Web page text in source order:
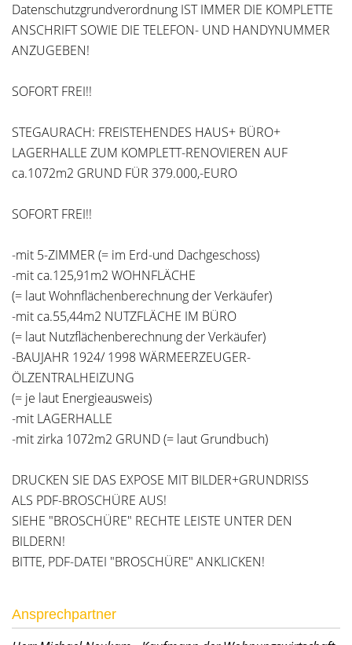
Datenschutzgrundverordnung IST IMMER DIE KOMPLETTE
ANSCHRIFT SOWIE DIE TELEFON- UND HANDYNUMMER
ANZUGEBEN!
SOFORT FREI!!
STEGAURACH: FREISTEHENDES HAUS+ BÜRO+
LAGERHALLE ZUM KOMPLETT-RENOVIEREN AUF
ca.1072m2 GRUND FÜR 379.000,-EURO
SOFORT FREI!!
-mit 5-ZIMMER (= im Erd-und Dachgeschoss)
-mit ca.125,91m2 WOHNFLÄCHE
(= laut Wohnflächenberechnung der Verkäufer)
-mit ca.55,44m2 NUTZFLÄCHE IM BÜRO
(= laut Nutzflächenberechnung der Verkäufer)
-BAUJAHR 1924/ 1998 WÄRMEERZEUGER-
ÖLZENTRALHEIZUNG
(= je laut Energieausweis)
-mit LAGERHALLE
-mit zirka 1072m2 GRUND (= laut Grundbuch)
DRUCKEN SIE DAS EXPOSE MIT BILDER+GRUNDRISS
ALS PDF-BROSCHÜRE AUS!
SIEHE "BROSCHÜRE" RECHTE LEISTE UNTER DEN
BILDERN!
BITTE, PDF-DATEI "BROSCHÜRE" ANKLICKEN!
Ansprechpartner